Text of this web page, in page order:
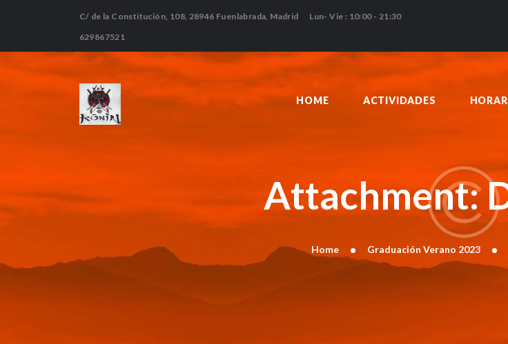
C/ de la Constitución, 108, 28946 Fuenlabrada, Madrid Lun- Vie : 10:00 - 21:30
629867521
HOME ACTIVIDADES
Attachment:
Home Graduación Verano 2023
HOME
HORARIO
PRECIOS